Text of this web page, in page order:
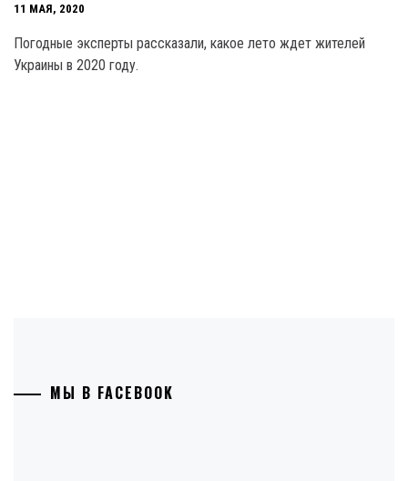
11 МАЯ, 2020
Погодные эксперты рассказали, какое лето ждет жителей
Украины в 2020 году.
МЫ В FACEBOOK